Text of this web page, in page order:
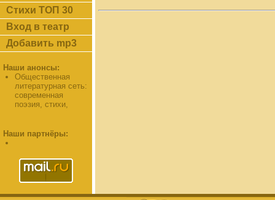
Стихи ТОП 30
Вход в театр
Добавить mp3
Наши анонсы:
Общественная
литературная сеть:
современная
поэзия, стихи,
Наши партнёры: